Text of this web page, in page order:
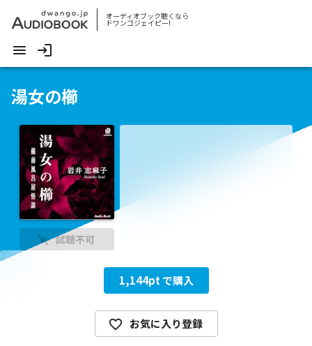
オーディオブック聴くなら
ドワンゴジェイピー!
湯女の櫛
試聴不可
1,144pt で購入
お気に入り登録